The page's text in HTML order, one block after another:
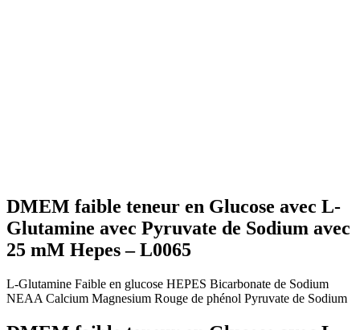
DMEM faible teneur en Glucose avec L-
Glutamine avec Pyruvate de Sodium avec
25 mM Hepes – L0065
L-Glutamine Faible en glucose HEPES Bicarbonate de Sodium
NEAA Calcium Magnesium Rouge de phénol Pyruvate de Sodium